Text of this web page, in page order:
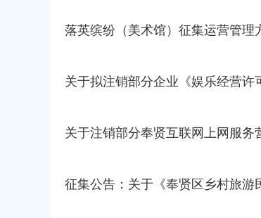
落英缤纷（美术馆）征集运营管理
关于拟注销部分企业《娱乐经营许
关于注销部分奉贤互联网上网服
征集公告：关于《奉贤区乡村旅